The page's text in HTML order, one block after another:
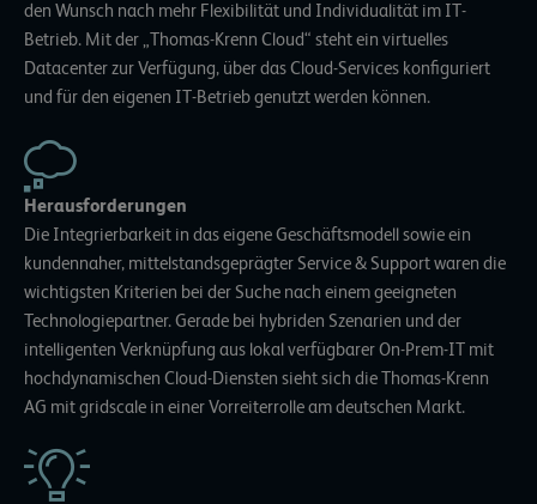
den Wunsch nach mehr Flexibilität und Individualität im IT-
Betrieb. Mit der „Thomas-Krenn Cloud“ steht ein virtuelles
Datacenter zur Verfügung, über das Cloud-Services konfiguriert
und für den eigenen IT-Betrieb genutzt werden können.
Herausforderungen
Die Integrierbarkeit in das eigene Geschäftsmodell sowie ein
kundennaher, mittelstandsgeprägter Service & Support waren die
wichtigsten Kriterien bei der Suche nach einem geeigneten
Technologiepartner. Gerade bei hybriden Szenarien und der
intelligenten Verknüpfung aus lokal verfügbarer On-Prem-IT mit
hochdynamischen Cloud-Diensten sieht sich die Thomas-Krenn
AG mit gridscale in einer Vorreiterrolle am deutschen Markt.